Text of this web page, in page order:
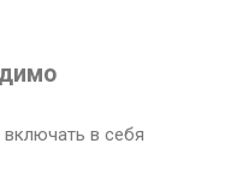
в себя